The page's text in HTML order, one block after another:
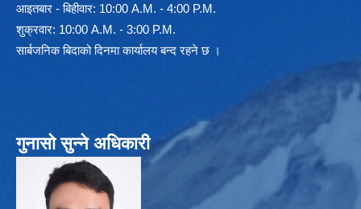
आइतबार - बिहीवार: 10:00 A.M. - 4:00 P.M.
शुक्रवार: 10:00 A.M. - 3:00 P.M.
सार्बजनिक बिदाको दिनमा कार्यालय बन्द रहने छ ।
गुनासो सुन्ने अधिकारी